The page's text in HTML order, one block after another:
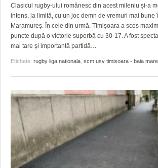
GRĂDINA TAICII DOMNULUI
ZIARISTU’ DE TERASĂ
CU OIŞTEA-N KIERKEGAARD
FINANŢĂRI DE LA A LA Z
CRONICĂ DE FILM
UNDE MERGEM
FILME DOCUMENTARE
CLIPURI VIDEO
ACCIDENTE
ANUNŢURI
INFO SI UTILE
CULTURA
JUSTITIE
FILME DOCUMENTARE
CLIPURI VIDEO
Clasicul rugby-ului românesc din acest mileniu și-a
intens, la limită, cu un joc demn de vremuri mai bune
Maramureș. În cele din urmă, Timișoara a scos
puncte după o victorie superbă cu 30-17. A fost
mai tare și importantă partidă…
Etichete: rugby liga nationala scm usv timisoara - baia